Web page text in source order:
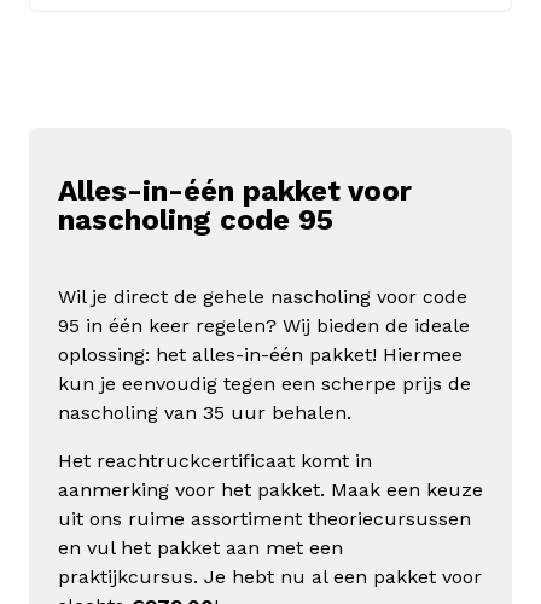
Alles-in-één pakket voor
nascholing code 95
Wil je direct de gehele nascholing voor code
95 in één keer regelen? Wij bieden de ideale
oplossing: het alles-in-één pakket! Hiermee
kun je eenvoudig tegen een scherpe prijs de
nascholing van 35 uur behalen.
Het reachtruckcertificaat komt in
aanmerking voor het pakket. Maak een keuze
uit ons ruime assortiment theoriecursussen
en vul het pakket aan met een
praktijkcursus. Je hebt nu al een pakket voor